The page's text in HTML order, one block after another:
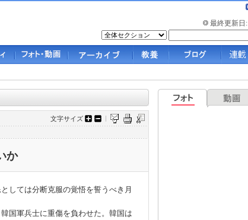
最終更新日:
文字サイズ
か
しては分断克服の覚悟を誓うべき月
国軍兵士に重傷を負わせた。韓国は